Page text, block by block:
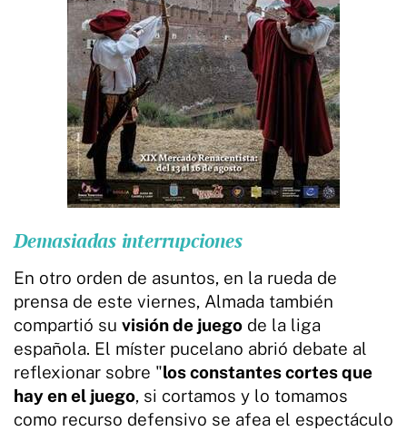
Demasiadas interrupciones
En otro orden de asuntos, en la rueda de
prensa de este viernes, Almada también
compartió su visión de juego de la liga
española. El míster pucelano abrió debate al
reflexionar sobre "los constantes cortes que
hay en el juego, si cortamos y lo tomamos
como recurso defensivo se afea el espectáculo